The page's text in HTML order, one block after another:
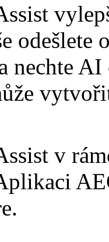
nechte
v